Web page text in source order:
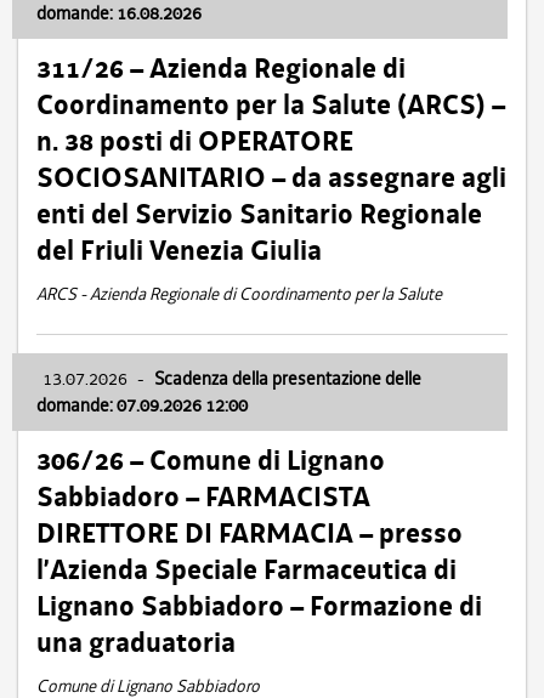
domande: 16.08.2026
311/26 – Azienda Regionale di
Coordinamento per la Salute (ARCS) –
n. 38 posti di OPERATORE
SOCIOSANITARIO – da assegnare agli
enti del Servizio Sanitario Regionale
del Friuli Venezia Giulia
ARCS - Azienda Regionale di Coordinamento per la Salute
13.07.2026 - Scadenza della presentazione delle
domande: 07.09.2026 12:00
306/26 – Comune di Lignano
Sabbiadoro – FARMACISTA
DIRETTORE DI FARMACIA – presso
l’Azienda Speciale Farmaceutica di
Lignano Sabbiadoro – Formazione di
una graduatoria
Comune di Lignano Sabbiadoro